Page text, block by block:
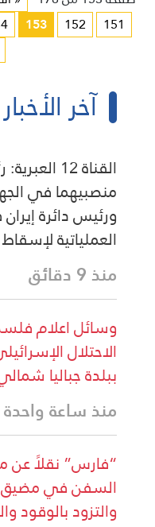
151
152
153
آخر الأخبار
القناة 12
منصبيهما في
ورئيس دائرة
العملياتية
منذ 9 دقائق
وسائل اعلام
الاحتلال
ببلدة جباليا
منذ ساعة واحدة
“فارس” نقلاً
السفن في مضيق
والتزود بالوقود